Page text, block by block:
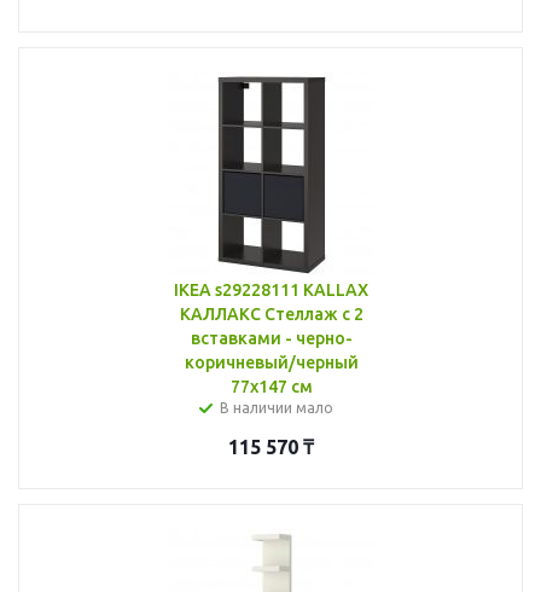
IKEA s29228111 KALLAX
КАЛЛАКС Стеллаж с 2
вставками - черно-
коричневый/черный
77x147 см
В наличии мало
115 570 ₸